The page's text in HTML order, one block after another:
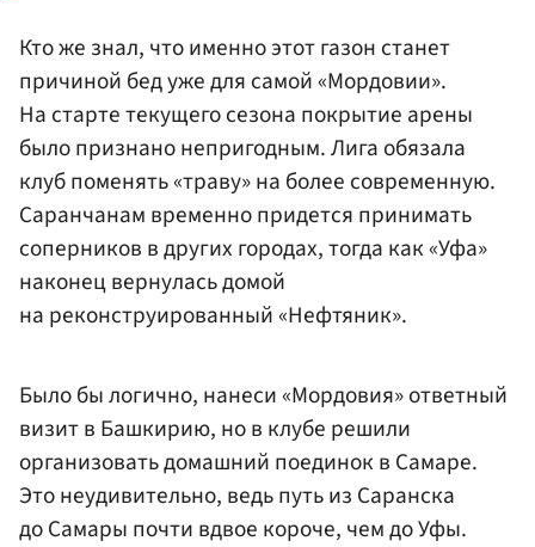
Кто же знал, что именно этот газон станет
причиной бед уже для самой «Мордовии».
На старте текущего сезона покрытие арены
было признано непригодным. Лига обязала
клуб поменять «траву» на более современную.
Саранчанам временно придется принимать
соперников в других городах, тогда как «Уфа»
наконец вернулась домой
на реконструированный «Нефтяник».
Было бы логично, нанеси «Мордовия» ответный
визит в Башкирию, но в клубе решили
организовать домашний поединок в Самаре.
Это неудивительно, ведь путь из Саранска
до Самары почти вдвое короче, чем до Уфы.